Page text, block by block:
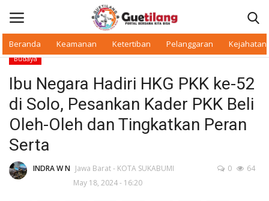
Beranda Keamanan Ketertiban Pelanggaran Kejahatan
Beranda
Daerah
Makan Bergizi
Budaya
Ibu Negara Hadiri HKG PKK ke-52
di Solo, Pesankan Kader PKK Beli
Oleh-Oleh dan Tingkatkan Peran
Serta
INDRA W N Jawa Barat - KOTA SUKABUMI
May 18, 2024 - 16:20
0 64